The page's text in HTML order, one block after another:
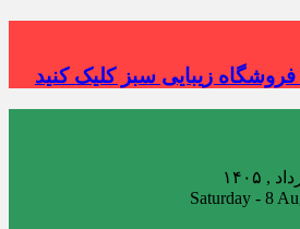
زیبایی سبز کلیک کنید